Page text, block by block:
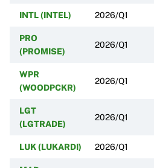
INTL (INTEL) 2026/Q1
PRO
(PROMISE)
2026/Q1
WPR
(WOODPCKR)
2026/Q1
LGT
(LGTRADE)
2026/Q1
LUK (LUKARDI) 2026/Q1